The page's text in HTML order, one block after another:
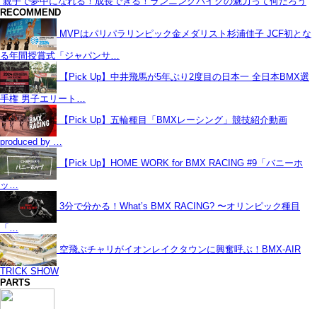
RECOMMEND
MVPはパリパラリンピック金メダリスト杉浦佳子 JCF初とな
る年間授賞式「ジャパンサ…
【Pick Up】中井飛馬が5年ぶり2度目の日本一 全日本BMX選
手権 男子エリート…
【Pick Up】五輪種目「BMXレーシング」競技紹介動画
produced by …
【Pick Up】HOME WORK for BMX RACING #9「バニーホ
ッ…
3分で分かる！What’s BMX RACING? 〜オリンピック種目
「…
空飛ぶチャリがイオンレイクタウンに興奮呼ぶ！BMX-AIR
TRICK SHOW
PARTS